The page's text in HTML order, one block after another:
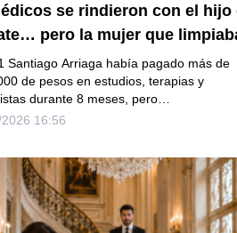
se rindieron con el hijo
pero la mujer que
descubrió la verdad que
Santiago Arriaga había pagado más de
de pesos en estudios, terapias y
durante 8 meses, pero…
16:56